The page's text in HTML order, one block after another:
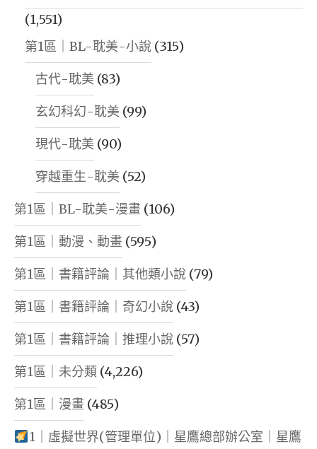
(1,551)
第1區｜BL-耽美-小說 (315)
古代-耽美 (83)
玄幻科幻-耽美 (99)
現代-耽美 (90)
穿越重生-耽美 (52)
第1區｜BL-耽美-漫畫 (106)
第1區｜動漫、動畫 (595)
第1區｜書籍評論｜其他類小說 (79)
第1區｜書籍評論｜奇幻小說 (43)
第1區｜書籍評論｜推理小說 (57)
第1區｜未分類 (4,226)
第1區｜漫畫 (485)
1｜虛擬世界(管理單位)｜星鷹總部辦公室｜星鷹